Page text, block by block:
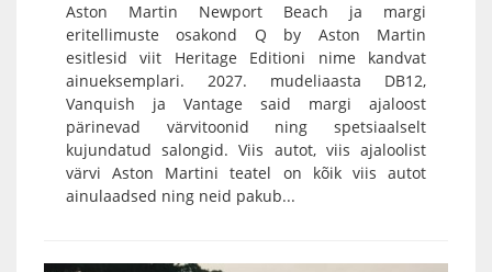
Aston Martin Newport Beach ja margi
eritellimuste osakond Q by Aston Martin
esitlesid viit Heritage Editioni nime kandvat
ainueksemplari. 2027. mudeliaasta DB12,
Vanquish ja Vantage said margi ajaloost
pärinevad värvitoonid ning spetsiaalselt
kujundatud salongid. Viis autot, viis ajaloolist
värvi Aston Martini teatel on kõik viis autot
ainulaadsed ning neid pakub...